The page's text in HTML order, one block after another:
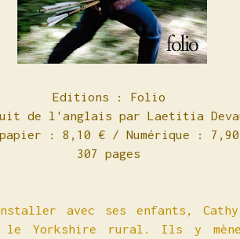
Editions : Folio
de l'anglais par Laetitia
: 8,10 € / Numérique :
307 pages
avec ses enfants,
Yorkshire rural. Ils y